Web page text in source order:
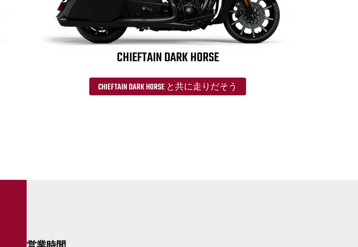
CHIEFTAIN DARK HORSE
CHIEFTAIN DARK HORSE と共に走りだそう